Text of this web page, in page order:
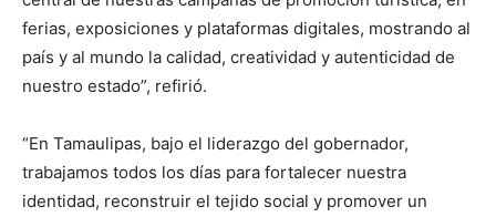
ferias, exposiciones y plataformas digitales, mostrando al
país y al mundo la calidad, creatividad y autenticidad de
nuestro estado”, refirió.
“En Tamaulipas, bajo el liderazgo del gobernador,
trabajamos todos los días para fortalecer nuestra
identidad, reconstruir el tejido social y promover un